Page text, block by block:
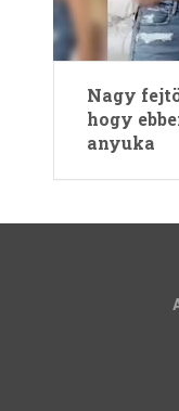
Nagy
hogy
anyuka